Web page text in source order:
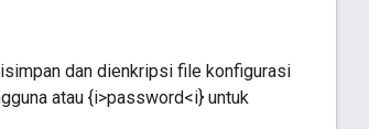
dan dienkripsi file konfigurasi
atau {i>password<i} untuk